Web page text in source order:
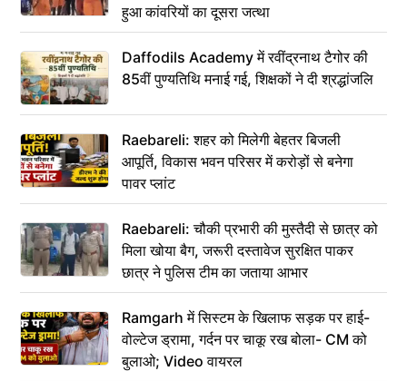
हुआ कांवरियों का दूसरा जत्था
Daffodils Academy में रवींद्रनाथ टैगोर की
85वीं पुण्यतिथि मनाई गई, शिक्षकों ने दी श्रद्धांजलि
Raebareli: शहर को मिलेगी बेहतर बिजली
आपूर्ति, विकास भवन परिसर में करोड़ों से बनेगा
पावर प्लांट
Raebareli: चौकी प्रभारी की मुस्तैदी से छात्र को
मिला खोया बैग, जरूरी दस्तावेज सुरक्षित पाकर
छात्र ने पुलिस टीम का जताया आभार
Ramgarh में सिस्टम के खिलाफ सड़क पर हाई-
वोल्टेज ड्रामा, गर्दन पर चाकू रख बोला- CM को
बुलाओ; Video वायरल